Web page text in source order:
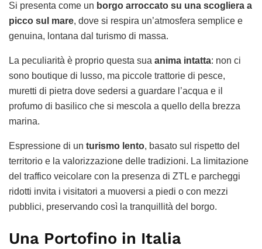
Si presenta come un borgo arroccato su una scogliera a
picco sul mare, dove si respira un’atmosfera semplice e
genuina, lontana dal turismo di massa.
La peculiarità è proprio questa sua anima intatta: non ci
sono boutique di lusso, ma piccole trattorie di pesce,
muretti di pietra dove sedersi a guardare l’acqua e il
profumo di basilico che si mescola a quello della brezza
marina.
Espressione di un turismo lento, basato sul rispetto del
territorio e la valorizzazione delle tradizioni. La limitazione
del traffico veicolare con la presenza di ZTL e parcheggi
ridotti invita i visitatori a muoversi a piedi o con mezzi
pubblici, preservando così la tranquillità del borgo.
Una Portofino in Italia